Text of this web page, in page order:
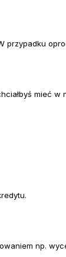
mieć w
np.